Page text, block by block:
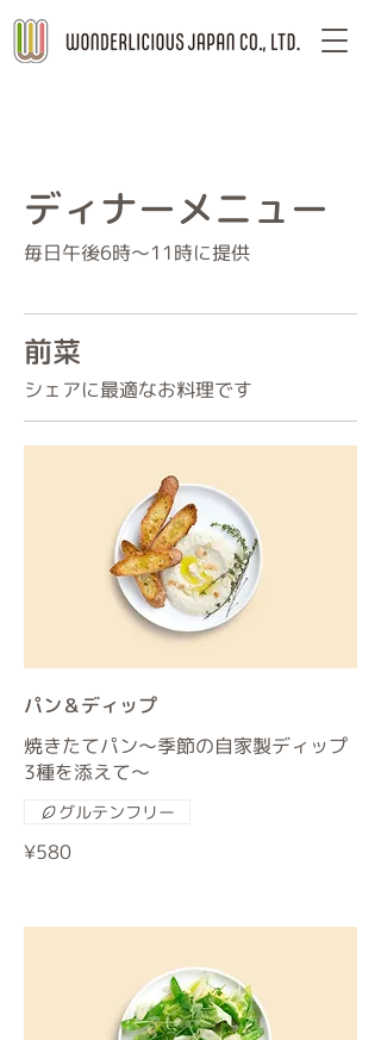
ディナーメニュー
毎日午後6時〜11時に提供
前菜
シェアに最適なお料理です
パン＆ディップ
焼きたてパン〜季節の自家製ディップ
3種を添えて〜
¥580
グルテンフリー